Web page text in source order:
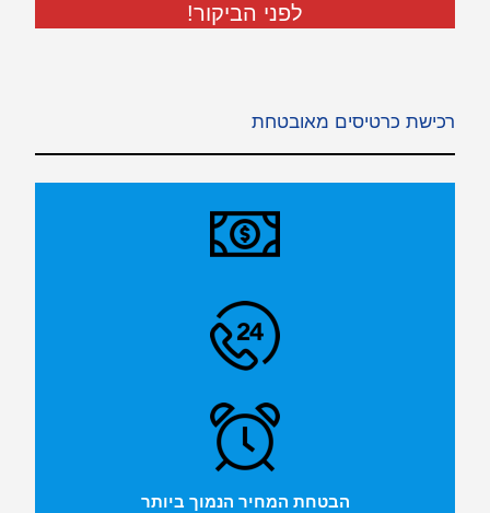
לפני הביקור!
רכישת כרטיסים מאובטחת
הבטחת המחיר הנמוך ביותר